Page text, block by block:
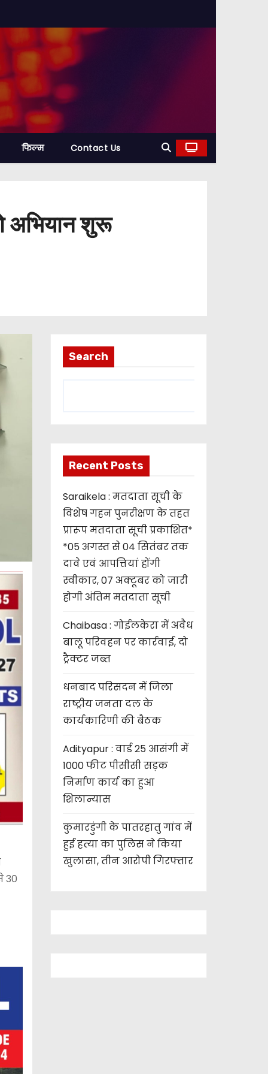
फिल्म Contact Us
अभियान शुरू
30
Search
Recent Posts
Saraikela : मतदाता सूची के
विशेष गहन पुनरीक्षण के तहत
प्रारूप मतदाता सूची प्रकाशित*
*05 अगस्त से 04 सितंबर तक
दावे एवं आपत्तियां होंगी
स्वीकार, 07 अक्टूबर को जारी
होगी अंतिम मतदाता सूची
Chaibasa : गोईलकेरा में अवैध
बालू परिवहन पर कार्रवाई, दो
ट्रैक्टर जब्त
धनबाद परिसदन में जिला
राष्ट्रीय जनता दल के
कार्यकारिणी की बैठक
Adityapur : वार्ड 25 आसंगी में
1000 फीट पीसीसी सड़क
निर्माण कार्य का हुआ
शिलान्यास
कुमारडुंगी के पातरहातु गांव में
हुई हत्या का पुलिस ने किया
खुलासा, तीन आरोपी गिरफ्तार